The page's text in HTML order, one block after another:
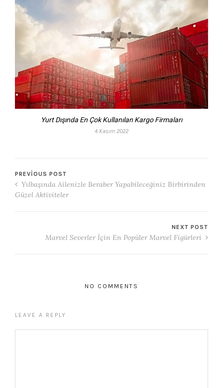
Yurt Dışında En Çok Kullanılan Kargo Firmaları
4 Kasım 2022
PREVIOUS POST
Yılbaşında Ailenizle Beraber Yapabileceğiniz Birbirinden
Güzel Aktiviteler
NEXT POST
Marvel Severler İçin En Popüler Marvel Figürleri
NO COMMENTS
LEAVE A REPLY